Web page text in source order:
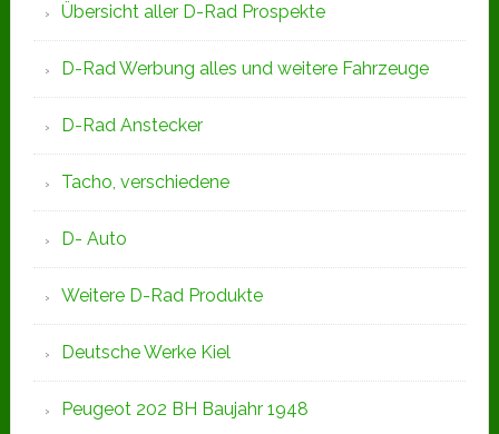
Übersicht aller D-Rad Prospekte
D-Rad Werbung alles und weitere Fahrzeuge
D-Rad Anstecker
Tacho, verschiedene
D- Auto
Weitere D-Rad Produkte
Deutsche Werke Kiel
Peugeot 202 BH Baujahr 1948